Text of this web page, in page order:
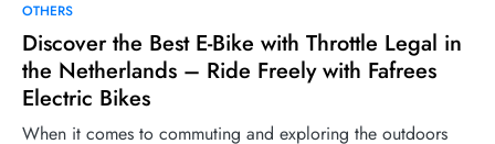
OTHERS
Discover the Best E-Bike with Throttle Legal in
the Netherlands – Ride Freely with Fafrees
Electric Bikes
When it comes to commuting and exploring the outdoors